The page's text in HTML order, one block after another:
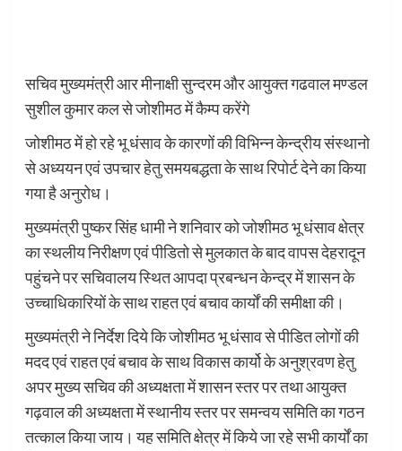
सचिव मुख्यमंत्री आर मीनाक्षी सुन्दरम और आयुक्त गढवाल मण्डल
सुशील कुमार कल से जोशीमठ में कैम्प करेंगे
जोशीमठ में हो रहे भू धंसाव के कारणों की विभिन्न केन्द्रीय संस्थानो
से अध्ययन एवं उपचार हेतु समयबद्धता के साथ रिपोर्ट देने का किया
गया है अनुरोध।
मुख्यमंत्री पुष्कर सिंह धामी ने शनिवार को जोशीमठ भू धंसाव क्षेत्र
का स्थलीय निरीक्षण एवं पीडितो से मुलकात के बाद वापस देहरादून
पहुंचने पर सचिवालय स्थित आपदा प्रबन्धन केन्द्र में शासन के
उच्चाधिकारियों के साथ राहत एवं बचाव कार्यों की समीक्षा की।
मुख्यमंत्री ने निर्देश दिये कि जोशीमठ भू धंसाव से पीडित लोगों की
मदद एवं राहत एवं बचाव के साथ विकास कार्यो के अनुश्रवण हेतु
अपर मुख्य सचिव की अध्यक्षता में शासन स्तर पर तथा आयुक्त
गढ़वाल की अध्यक्षता में स्थानीय स्तर पर समन्वय समिति का गठन
तत्काल किया जाय। यह समिति क्षेत्र में किये जा रहे सभी कार्यों का